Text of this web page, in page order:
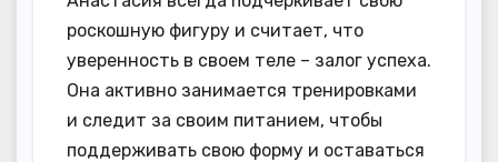
роскошную фигуру и считает, что
уверенность в своем теле – залог успеха.
Она активно занимается тренировками
и следит за своим питанием, чтобы
поддерживать свою форму и оставаться